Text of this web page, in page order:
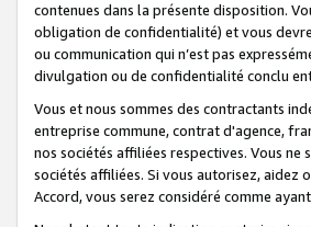
contenues dans la présente disposition.
obligation de confidentialité) et vous
ou communication qui n’est pas
divulgation ou de confidentialité conclu
Vous et nous sommes des contractants
entreprise commune, contrat d'agence,
nos sociétés affiliées respectives. Vous
sociétés affiliées. Si vous autorisez, aidez
Accord, vous serez considéré comme